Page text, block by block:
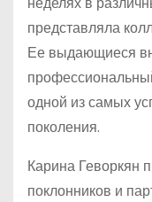
представляла
Ее выдающиеся
одной из самых
поколения.
Карина Геворкян
поклонников и